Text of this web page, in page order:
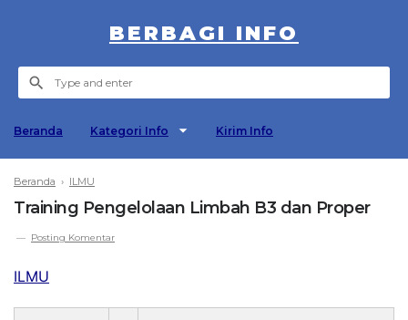
BERBAGI INFO
Beranda Kategori Info Kirim Info
Beranda › ILMU
Training Pengelolaan Limbah B3 dan Proper
Posting Komentar
ILMU